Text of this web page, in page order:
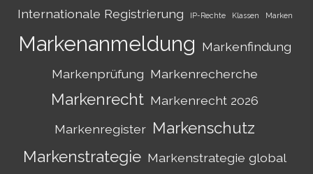
Internationale Registrierung IP-Rechte Klassen Marken
Markenanmeldung Markenfindung
Markenprüfung Markenrecherche
Markenrecht Markenrecht 2026
Markenregister Markenschutz
Markenstrategie Markenstrategie global